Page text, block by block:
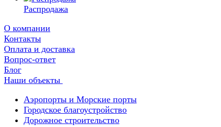
Распродажа
О компании
Контакты
Оплата и доставка
Вопрос-ответ
Блог
Наши объекты
Аэропорты и Морские порты
Городское благоустройство
Дорожное строительство